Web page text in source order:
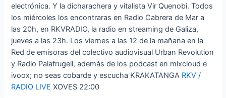
electrónica. Y la dicharachera y vitalista Vir Quenobi. Todos
los miércoles los encontraras en Radio Cabrera de Mar a
las 20h, en RKVRADIO, la radio en streaming de Galiza,
jueves a las 23h. Los viernes a las 12 de la mañana en la
Red de emisoras del colectivo audiovisual Urban Revolution
y Radio Palafrugell, además de los podcast en mixcloud e
ivoox; no seas cobarde y escucha KRAKATANGA RKV /
RADIO LIVE XOVES 22:00